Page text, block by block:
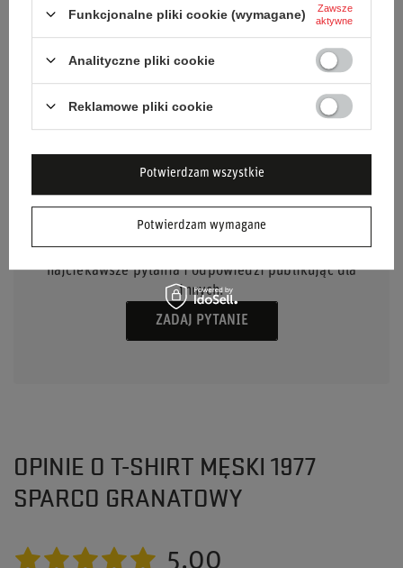
Materiał Inny
Marka Sparco
POTRZEBUJESZ POMOCY? MASZ
PYTANIA?
Zadaj pytanie a my odpowiemy niezwłocznie,
najciekawsze pytania i odpowiedzi publikując dla
innych.
ZADAJ PYTANIE
OPINIE O T-SHIRT MĘSKI 1977
SPARCO GRANATOWY
5.00
Funkcjonalne pliki cookie (wymagane)
Zawsze
aktywne
Analityczne pliki cookie
Reklamowe pliki cookie
Potwierdzam wymagane
Potwierdzam wszystkie